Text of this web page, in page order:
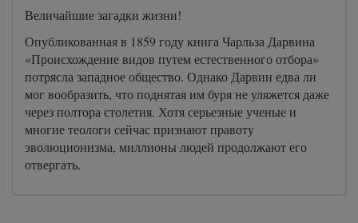
Величайшие загадки жизни!
Опубликованная в 1859 году книга Чарльза Дарвина
«Происхождение видов путем естественного отбора»
потрясла западное общество. Однако Дарвин едва ли
мог вообразить, что поднятая им буря не уляжется даже
через полтора столетия. Хотя серьезные ученые и
многие теологи сейчас признают правоту
эволюционизма, миллионы людей продолжают его
отвергать.